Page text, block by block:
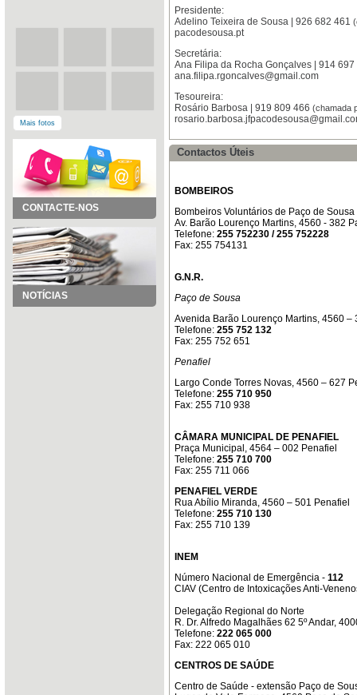
Mais fotos
CONTACTE-NOS
NOTÍCIAS
Presidente:
Adelino Teixeira de Sousa | 926 682 461
pacodesousa.pt
Secretária:
Ana Filipa da Rocha Gonçalves | 914
ana.filipa.rgoncalves@gmail.com
Tesoureira:
Rosário Barbosa | 919 809 466 (chamada
Contactos Úteis
BOMBEIROS
Bombeiros Voluntários de Paço de Sousa
Av. Barão Lourenço Martins, 4560 - 382
Telefone: 255 752230 / 255 752228
Fax: 255 754131
G.N.R.
Paço de Sousa
Avenida Barão Lourenço Martins, 4560 –
Telefone: 255 752 132
Fax: 255 752 651
Penafiel
Largo Conde Torres Novas, 4560 – 627
Telefone: 255 710 950
Fax: 255 710 938
CÂMARA MUNICIPAL DE PENAFIEL
Praça Municipal, 4564 – 002 Penafiel
Telefone: 255 710 700
Fax: 255 711 066
PENAFIEL VERDE
Rua Abílio Miranda, 4560 – 501 Penafiel
Telefone: 255 710 130
Fax: 255 710 139
INEM
Número Nacional de Emergência - 112
CIAV (Centro de Intoxicações Anti-
Delegação Regional do Norte
R. Dr. Alfredo Magalhães 62 5º Andar,
Telefone: 222 065 000
Fax: 222 065 010
CENTROS DE SAÚDE
Centro de Saúde - extensão Paço de